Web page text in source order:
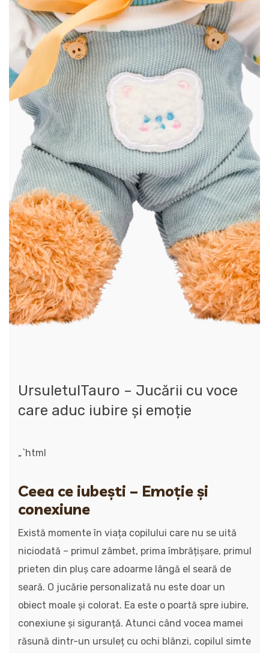
UrsuletulTauro – Jucării cu voce
care aduc iubire și emoție
„`html
Ceea ce iubești – Emoție și
conexiune
Există momente în viața copilului care nu se uită
niciodată – primul zâmbet, prima îmbrățișare, primul
prieten din pluș care adoarme lângă el seară de
seară. O jucărie personalizată nu este doar un
obiect moale și colorat. Ea este o poartă spre iubire,
conexiune și siguranță. Atunci când vocea mamei
răsună dintr-un ursuleț cu ochi blânzi, copilul simte